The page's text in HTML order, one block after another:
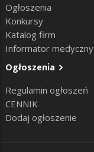
Ogłoszenia
Konkursy
Katalog firm
Informator medyczny
Ogłoszenia
Regulamin ogłoszeń
CENNIK
Dodaj ogłoszenie